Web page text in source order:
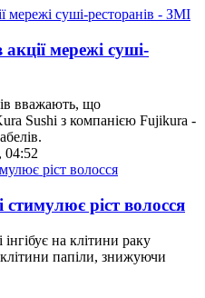
мережі суші-
вважають, що
Sushi з компанією Fujikura -
04:52
ріст волосся
на клітини раку
папіли, знижуючи